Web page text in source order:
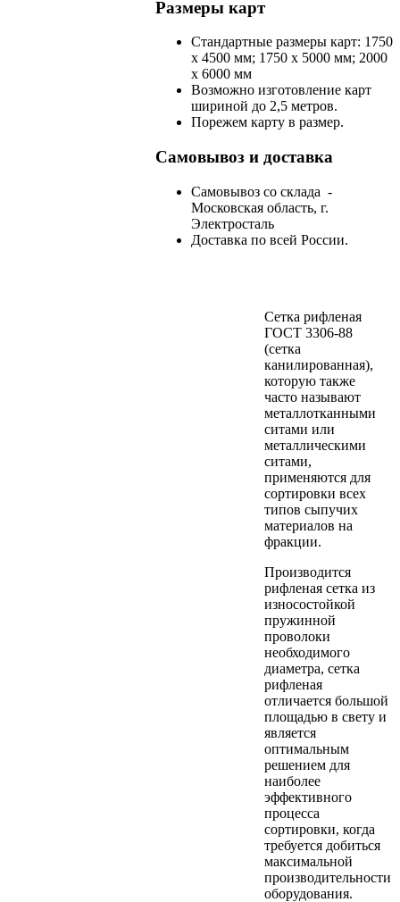
Размеры карт
Стандартные размеры карт: 1750
х 4500 мм; 1750 х 5000 мм; 2000
х 6000 мм
Возможно изготовление карт
шириной до 2,5 метров.
Порежем карту в размер.
Самовывоз и доставка
Самовывоз со склада -
Московская область, г.
Электросталь
Доставка по всей России.
Сетка рифленая
ГОСТ 3306-88
(сетка
канилированная),
которую также
часто называют
металлотканными
ситами или
металлическими
ситами,
применяются для
сортировки всех
типов сыпучих
материалов на
фракции.
Производится
рифленая сетка из
износостойкой
пружинной
проволоки
необходимого
диаметра, сетка
рифленая
отличается большой
площадью в свету и
является
оптимальным
решением для
наиболее
эффективного
процесса
сортировки, когда
требуется добиться
максимальной
производительности
оборудования.